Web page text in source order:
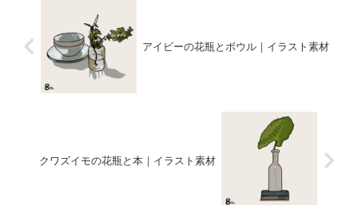
アイビーの花瓶とボウル｜イラスト素材
クワズイモの花瓶と本｜イラスト素材